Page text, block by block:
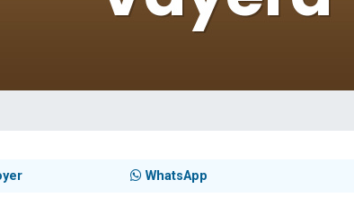
49 places pour étudier en groupe sur Zoom
WhatsApp